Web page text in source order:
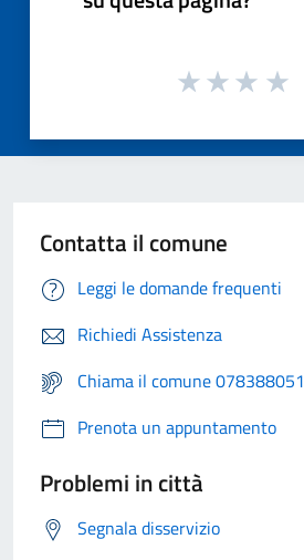
Contatta il comune
Leggi le domande frequenti
Richiedi Assistenza
Chiama il comune 078388051
Prenota un appuntamento
Problemi in città
Segnala disservizio